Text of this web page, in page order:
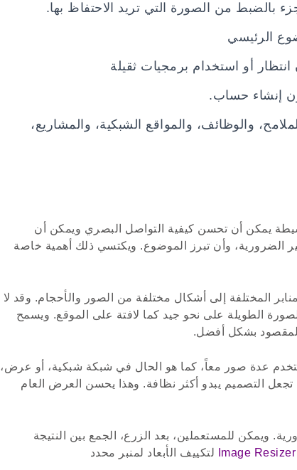
بالضبط من الصورة التي تريد الاحتفاظ بها.
الرئيسي
أو استخدام برمجيات ثقيلة
إنشاء حساب.
والوظائف، والمواقع الشبكية، والمشاريع،
يمكن أن تحسن كيفية التواصل البصري ويمكن أن
الضرورية، وأن تبرز الموضوع. ويكتسي ذلك أهمية خاصة
المختلفة إلى أشكال مختلفة من الصور والأحجام. وقد لا
الطويلة على نحو جيد كما لافتة على الموقع. ويسمح
المقصود بشكل أفضل.
عدة صور معاً، كما هو الحال في شبكة شبكية، أو عرض،
التصميم يبدو أكثر نظافة. وهذا يحسن العرض العام
ويمكن للمستعملين، بعد الزرع، الجمع بين النتيجة
Image Resizer لتكييف الأبعاد لمنبر محدد